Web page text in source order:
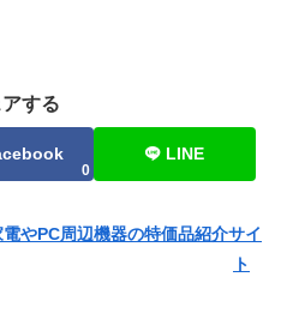
する
0
LINE
やPC周辺機器の特価品紹介サイ
ト